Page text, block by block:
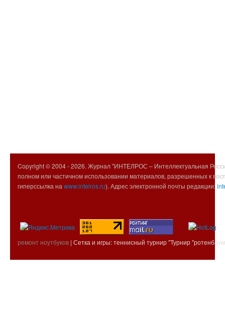
Copyright © 2004 -2026. Журнал "ИНТЕЛРОС – Интеллектуальная
полном или частичном использовании материалов, разрешенных к
гиперссылка на www.intelros.ru). Адрес электронной почты редакции:
ремонт ноутбуков | Сетка и игры: теннисный турнир "Турнир